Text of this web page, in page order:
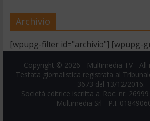
Archivio
[wpupg-filter id="archivio"] [wpupg-
Copyright © 2026 - Multimedia TV - All
Testata giornalistica registrata al
3673 del 13/12/2016.
Società editrice iscritta al Roc: nr.
Multimedia Srl - P.I.